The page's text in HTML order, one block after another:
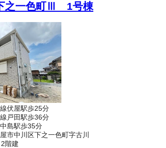
之一色町Ⅲ 1号棟
伏屋駅歩25分
戸田駅歩36分
島駅歩35分
市中川区下之一色町字古川
階建